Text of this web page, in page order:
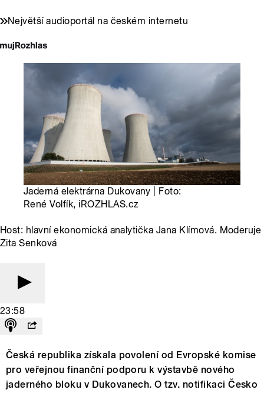
Největší audioportál na českém internetu
Jaderná elektrárna Dukovany | Foto:
René Volfík, iROZHLAS.cz
Host: hlavní ekonomická analytička Jana Klímová. Moderuje
Zita Senková
23:58
Česká republika získala povolení od Evropské komise
pro veřejnou finanční podporu k výstavbě nového
jaderného bloku v Dukovanech. O tzv. notifikaci Česko